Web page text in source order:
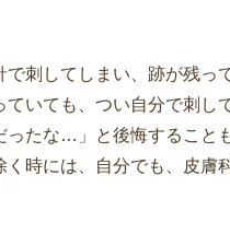
で刺してしまい、跡が残っ
ていても、つい自分で刺し
ったな…」と後悔すること
く時には、自分でも、皮膚